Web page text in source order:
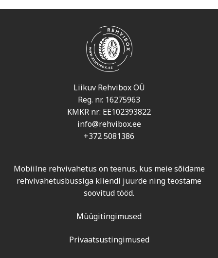
Liikuv Rehvibox OÜ
Reg. nr. 16275963
KMKR nr: EE102393822
info@rehvibox.ee
+372 5081386
Mobiilne rehvivahetus on teenus, kus meie sõidame
rehvivahetusbussiga kliendi juurde ning teostame
soovitud tööd.
Müügitingimused
Privaatsustingimused